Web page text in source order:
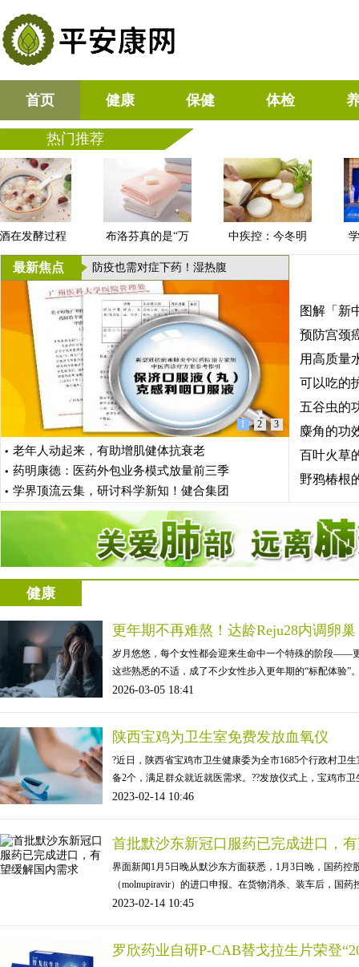
首页 健康 保健 体检
热门推荐
在发酵过程
中
布洛芬真的是“万
中疾控：今冬明
春
学
最新焦点 OST氨基酸钙，让自己和
1 2 3
老年人动起来，有助增肌健体抗衰老
药明康德：医药外包业务模式放量前三季
学界顶流云集，研讨科学新知！健合集团
图解「新
预防宫颈
用高质量
可以吃的
五谷虫的
麋角的功
百叶火草
野鸦椿根
健康
更年期不再难熬！达龄Reju28内调卵
岁月悠悠，每个女性都会迎来生命中一个特殊的阶段——
这些熟悉的不适，成了不少女性步入更年期的“标配体验”
2026-03-05 18:41
陕西宝鸡为卫生室免费发放血氧仪
?近日，陕西省宝鸡市卫生健康委为全市1685个行政村卫
备2个，满足群众就近就医需求。??发放仪式上，宝鸡市
2023-02-14 10:46
首批默沙东新冠口服药已完成进口，
界面新闻1月5日晚从默沙东方面获悉，1月3日晚，国药
（molnupiravir）的进口申报。在货物消杀、装车后，国
2023-02-14 10:45
罗欣药业自研P-CAB替戈拉生片荣登